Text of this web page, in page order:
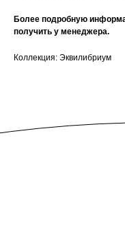
Более подробную
получить у менеджера.
Коллекция: Эквилибриум